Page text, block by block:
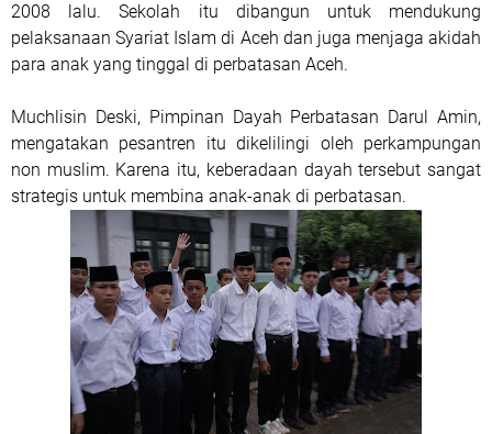
2008 lalu. Sekolah itu dibangun untuk mendukung
pelaksanaan Syariat Islam di Aceh dan juga menjaga akidah
para anak yang tinggal di perbatasan Aceh.
Muchlisin Deski, Pimpinan Dayah Perbatasan Darul Amin,
mengatakan pesantren itu dikelilingi oleh perkampungan
non muslim. Karena itu, keberadaan dayah tersebut sangat
strategis untuk membina anak-anak di perbatasan.